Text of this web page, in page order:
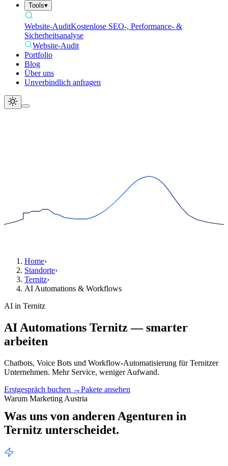
Tools▾
Website-AuditKostenlose SEO-, Performance- &
Sicherheitsanalyse
Website-Audit
Portfolio
Blog
Über uns
Unverbindlich anfragen
Home›
Standorte›
Ternitz›
AI Automations & Workflows
AI in Ternitz
AI Automations Ternitz — smarter
arbeiten
Chatbots, Voice Bots und Workflow-Automatisierung für Ternitzer
Unternehmen. Mehr Service, weniger Aufwand.
Erstgespräch buchen →Pakete ansehen
Warum Marketing Austria
Was uns von anderen Agenturen in
Ternitz unterscheidet.